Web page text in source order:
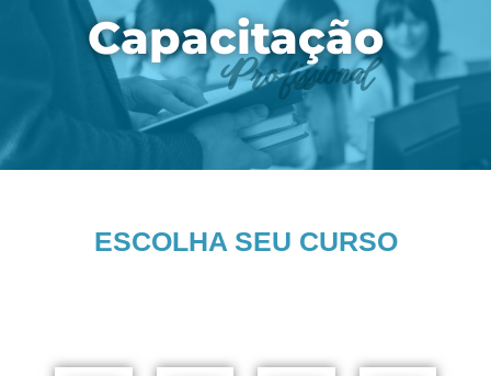
Capacitação
Profissional
ESCOLHA SEU CURSO